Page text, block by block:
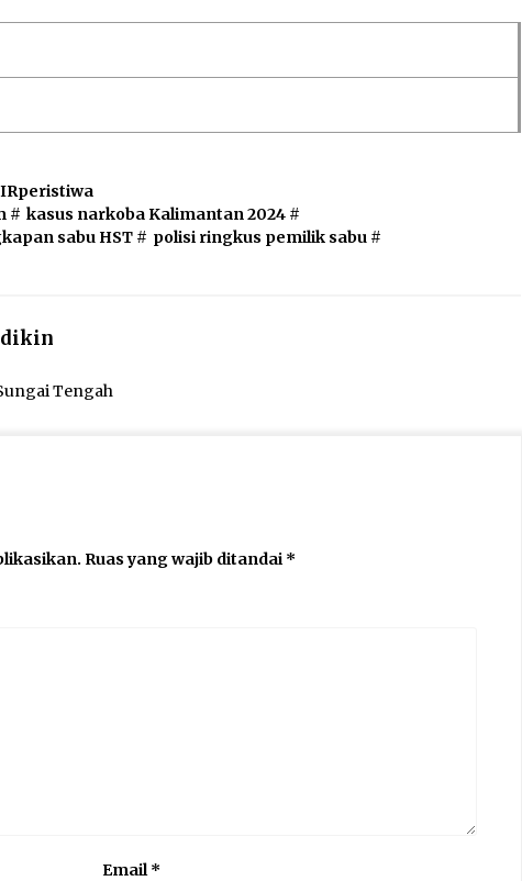
# kasus narkoba Kalimantan 2024 #
sabu HST # polisi ringkus pemilik sabu #
Tengah
Ruas yang wajib ditandai *
Email*